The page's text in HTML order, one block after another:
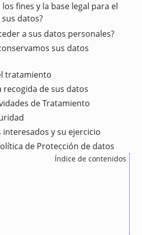
los fines y la base legal para el
datos?
a sus datos personales?
sus datos
tratamiento
de sus datos
de Tratamiento
interesados y su ejercicio
de Protección de datos
Índice de contenidos